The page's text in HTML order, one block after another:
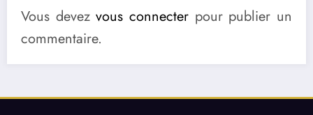
Vous devezvous connecter pour publier un
commentaire.